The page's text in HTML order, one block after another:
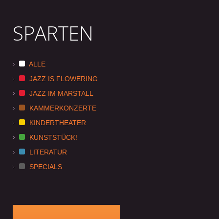
SPARTEN
ALLE
JAZZ IS FLOWERING
JAZZ IM MARSTALL
KAMMERKONZERTE
KINDERTHEATER
KUNSTSTÜCK!
LITERATUR
SPECIALS